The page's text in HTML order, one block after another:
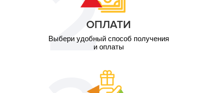
ОПЛАТИ
Выбери удобный способ получения
и оплаты